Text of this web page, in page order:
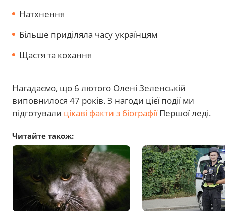
Натхнення
Більше приділяла часу українцям
Щастя та кохання
Нагадаємо, що 6 лютого Олені Зеленській
виповнилося 47 років. З нагоди цієї події ми
підготували цікаві факти з біографіїПершої леді.
Читайте також: